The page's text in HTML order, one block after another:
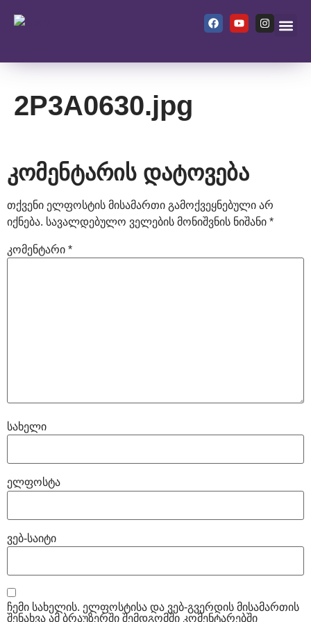
2P3A0630.jpg
კომენტარის დატოვება
თქვენი ელფოსტის მისამართი გამოქვეყნებული არ
იქნება. სავალდებულო ველების მონიშვნის ნიშანი *
კომენტარი *
სახელი
ელფოსტა
ვებ-საიტი
ჩემი სახელის. ელფოსტისა და ვებ-გვერდის მისამართის
შენახვა ამ ბრაუზერში შემდგომში კომენტარებში